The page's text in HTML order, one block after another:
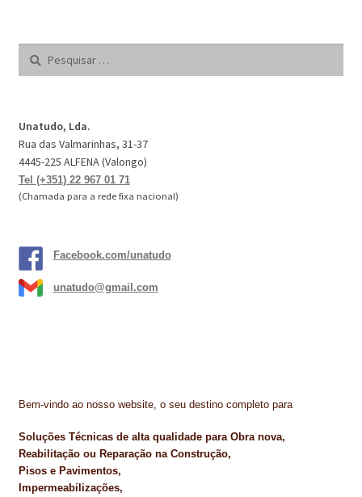
Pesquisar
Unatudo, Lda.
Rua das Valmarinhas, 31-37
4445-225 ALFENA (Valongo)
Tel (+351) 22 967 01 71
(Chamada para a rede fixa nacional)
Facebook.com/unatudo
unatudo@gmail.com
Bem-vindo ao nosso website, o seu destino completo para
Soluções Técnicas de alta qualidade para Obra nova,
Reabilitação ou Reparação na Construção,
Pisos e Pavimentos,
Impermeabilizações,